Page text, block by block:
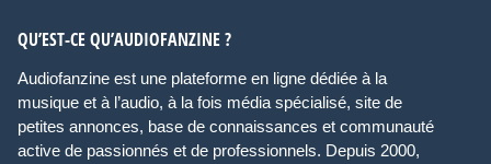
QU’EST-CE QU’AUDIOFANZINE ?
Audiofanzine est une plateforme en ligne dédiée à la
musique et à l’audio, à la fois média spécialisé, site de
petites annonces, base de connaissances et communauté
active de passionnés et de professionnels. Depuis 2000,